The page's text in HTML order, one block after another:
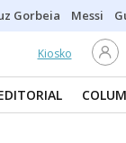
Gorbeia Messi
Kiosko